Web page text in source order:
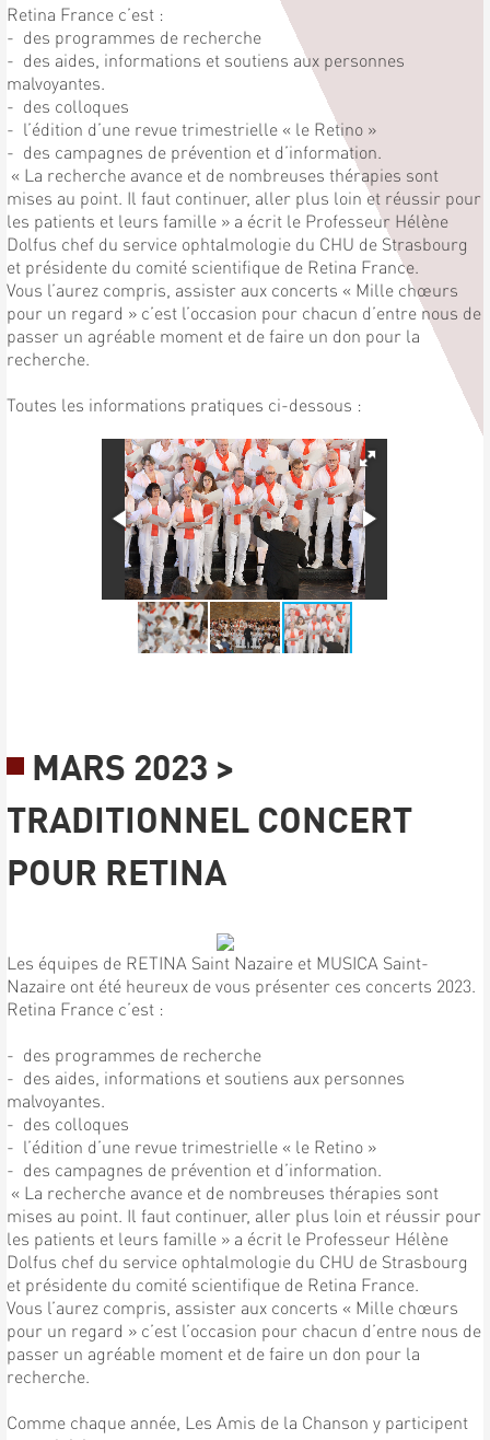
Retina France c’est :
- des programmes de recherche
- des aides, informations et soutiens aux personnes
malvoyantes.
- des colloques
- l’édition d’une revue trimestrielle « le Retino »
- des campagnes de prévention et d’information.
« La recherche avance et de nombreuses thérapies sont
mises au point. Il faut continuer, aller plus loin et réussir pour
les patients et leurs famille » a écrit le Professeur Hélène
Dolfus chef du service ophtalmologie du CHU de Strasbourg
et présidente du comité scientifique de Retina France.
Vous l’aurez compris, assister aux concerts « Mille chœurs
pour un regard » c’est l’occasion pour chacun d’entre nous de
passer un agréable moment et de faire un don pour la
recherche.
Toutes les informations pratiques ci-dessous :
MARS 2023 >
TRADITIONNEL CONCERT
POUR RETINA
Les équipes de RETINA Saint Nazaire et MUSICA Saint-
Nazaire ont été heureux de vous présenter ces concerts 2023.
Retina France c’est :
- des programmes de recherche
- des aides, informations et soutiens aux personnes
malvoyantes.
- des colloques
- l’édition d’une revue trimestrielle « le Retino »
- des campagnes de prévention et d’information.
« La recherche avance et de nombreuses thérapies sont
mises au point. Il faut continuer, aller plus loin et réussir pour
les patients et leurs famille » a écrit le Professeur Hélène
Dolfus chef du service ophtalmologie du CHU de Strasbourg
et présidente du comité scientifique de Retina France.
Vous l’aurez compris, assister aux concerts « Mille chœurs
pour un regard » c’est l’occasion pour chacun d’entre nous de
passer un agréable moment et de faire un don pour la
recherche.
Comme chaque année, Les Amis de la Chanson y participent